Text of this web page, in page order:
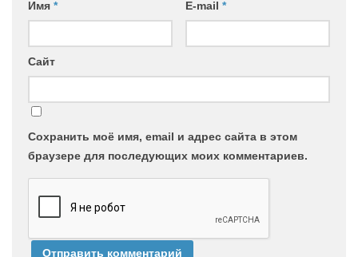
Имя * E-mail *
Сайт
Сохранить моё имя, email и адрес сайта в этом
браузере для последующих моих комментариев.